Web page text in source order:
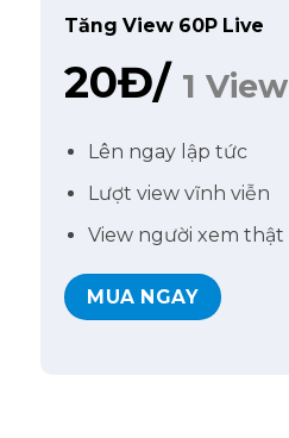
Tăng View 60P Live
20Đ/ 1 View
Lên ngay lập tức
Lượt view vĩnh viễn
View người xem thật
MUA NGAY